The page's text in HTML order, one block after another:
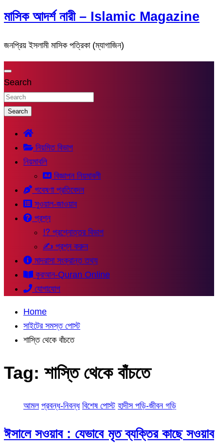
মাসিক আদর্শ নারী – Islamic Magazine
জনপ্রিয় ইসলামী মাসিক পত্রিকা (ম্যাগাজিন)
Search
Search
নিয়মিত বিভাগ
নিয়মাবলি
বিজ্ঞাপন নিয়মাবলী
গবেষণা প্রতিবেদন
সুওয়াল-জাওয়াব
প্রশ্ন
⁉ প্রশ্নোত্তর বিভাগ
✍ প্রশ্ন করুন
মাদরাসা সংক্রান্ত তথ্য
কুরআন-Quran Online
যোগাযোগ
Home
সাইটের সমস্ত পোস্ট
শাস্তি থেকে বাঁচতে
Tag: শাস্তি থেকে বাঁচতে
আমল প্রবন্ধ-নিবন্ধ বিশেষ পোস্ট হাদীস পড়ি-জীবন গড়ি
ঈসালে সওয়াব : যেভাবে মৃত ব্যক্তির কাছে সওয়াব